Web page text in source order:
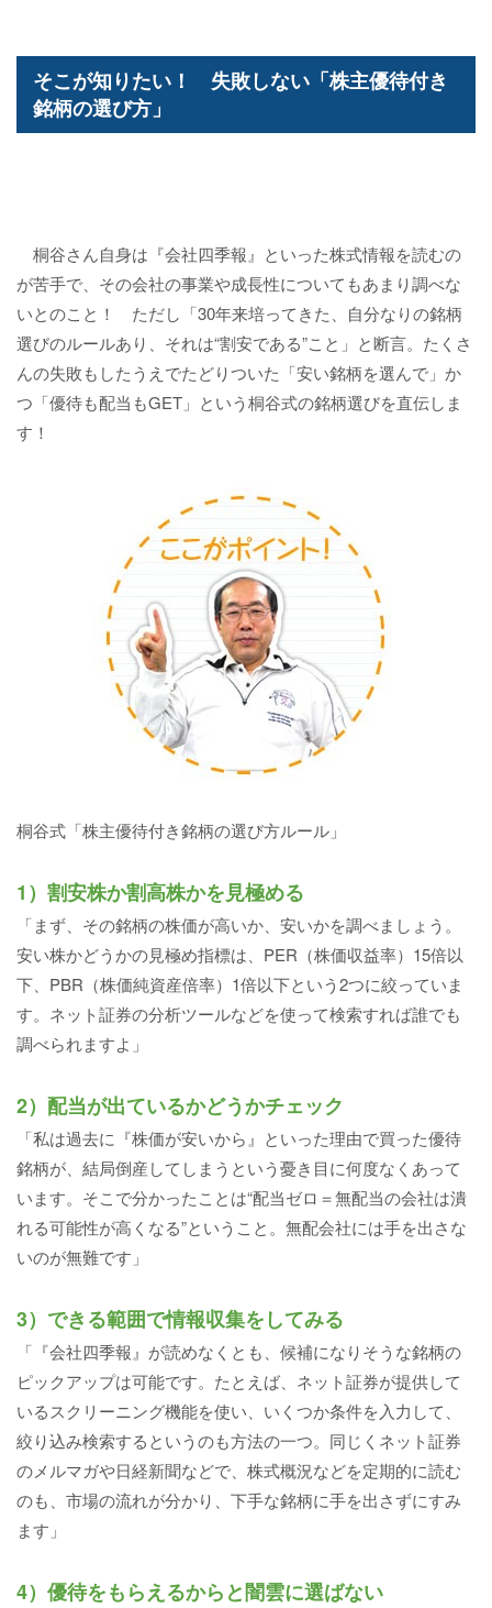
そこが知りたい！ 失敗しない「株主優待付き
銘柄の選び方」
桐谷さん自身は『会社四季報』といった株式情報を読むの
が苦手で、その会社の事業や成長性についてもあまり調べな
いとのこと！ ただし「30年来培ってきた、自分なりの銘柄
選びのルールあり、それは“割安である”こと」と断言。たくさ
んの失敗もしたうえでたどりついた「安い銘柄を選んで」か
つ「優待も配当もGET」という桐谷式の銘柄選びを直伝しま
す！
桐谷式「株主優待付き銘柄の選び方ルール」
1）割安株か割高株かを見極める
「まず、その銘柄の株価が高いか、安いかを調べましょう。
安い株かどうかの見極め指標は、PER（株価収益率）15倍以
下、PBR（株価純資産倍率）1倍以下という2つに絞っていま
す。ネット証券の分析ツールなどを使って検索すれば誰でも
調べられますよ」
2）配当が出ているかどうかチェック
「私は過去に『株価が安いから』といった理由で買った優待
銘柄が、結局倒産してしまうという憂き目に何度なくあって
います。そこで分かったことは“配当ゼロ＝無配当の会社は潰
れる可能性が高くなる”ということ。無配会社には手を出さな
いのが無難です」
3）できる範囲で情報収集をしてみる
「『会社四季報』が読めなくとも、候補になりそうな銘柄の
ピックアップは可能です。たとえば、ネット証券が提供して
いるスクリーニング機能を使い、いくつか条件を入力して、
絞り込み検索するというのも方法の一つ。同じくネット証券
のメルマガや日経新聞などで、株式概況などを定期的に読む
のも、市場の流れが分かり、下手な銘柄に手を出さずにすみ
ます」
4）優待をもらえるからと闇雲に選ばない